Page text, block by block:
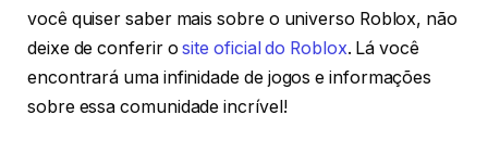
você quiser saber mais sobre o universo Roblox, não
deixe de conferir osite oficial do Roblox. Lá você
encontrará uma infinidade de jogos e informações
sobre essa comunidade incrível!